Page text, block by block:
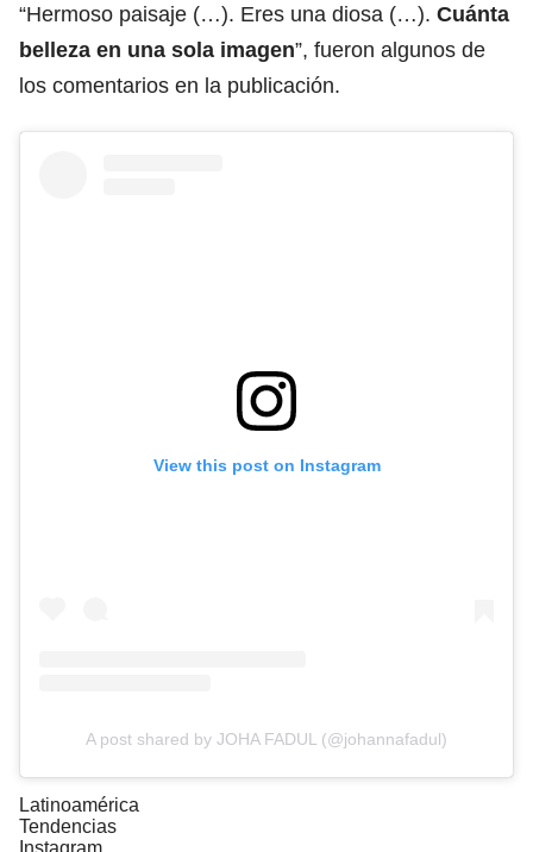
“Hermoso paisaje (…). Eres una diosa (…). Cuánta
belleza en una sola imagen”, fueron algunos de
los comentarios en la publicación.
View this post on Instagram
A post shared by JOHA FADUL (@johannafadul)
Latinoamérica
Tendencias
Instagram